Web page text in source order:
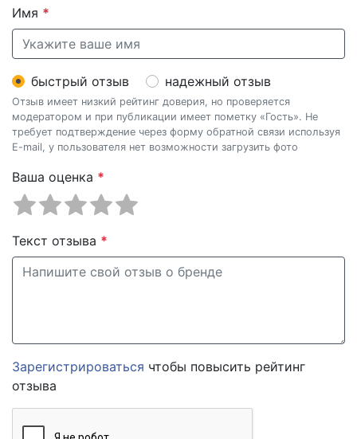
Имя *
быстрый отзыв надежный отзыв
Отзыв имеет низкий рейтинг доверия, но проверяется
модератором и при публикации имеет пометку «Гость». Не
требует подтверждение через форму обратной связи используя
E-mail, у пользователя нет возможности загрузить фото
Ваша оценка *
Текст отзыва *
Зарегистрироваться чтобы повысить рейтинг
отзыва